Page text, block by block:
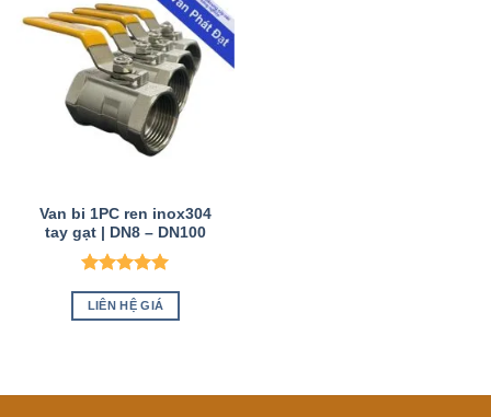
Van bi 1PC ren inox304
tay gạt | DN8 – DN100
Được xếp
hạng55
sao
LIÊN HỆ GIÁ